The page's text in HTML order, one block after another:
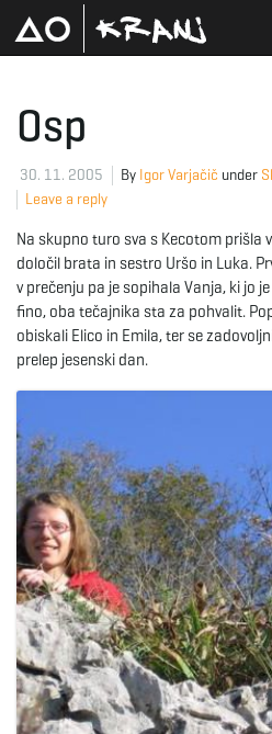
Osp
30. 11. 2005 By Igor Varjačič under
Leave a reply
Na skupno turo sva s Kecotom prišla
določil brata in sestro Uršo in Luka.
v prečenju pa je sopihala Vanja, ki jo
fino, oba tečajnika sta za pohvalit.
obiskali Elico in Emila, ter se
prelep jesenski dan.